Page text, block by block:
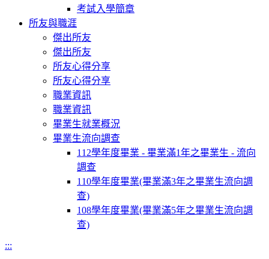
考試入學簡章
所友與職涯
傑出所友
傑出所友
所友心得分享
所友心得分享
職業資訊
職業資訊
畢業生就業概況
畢業生流向調查
112學年度畢業 - 畢業滿1年之畢業生 - 流向
調查
110學年度畢業(畢業滿3年之畢業生流向調
查)
108學年度畢業(畢業滿5年之畢業生流向調
查)
:::